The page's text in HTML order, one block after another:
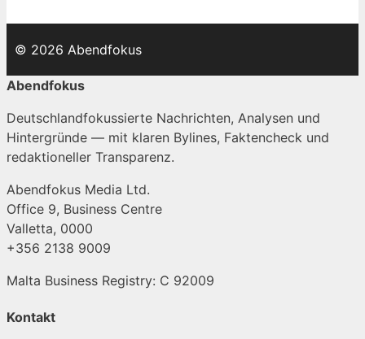
© 2026 Abendfokus
Abendfokus
Deutschlandfokussierte Nachrichten, Analysen und
Hintergründe — mit klaren Bylines, Faktencheck und
redaktioneller Transparenz.
Abendfokus Media Ltd.
Office 9, Business Centre
Valletta, 0000
+356 2138 9009
Malta Business Registry: C 92009
Kontakt